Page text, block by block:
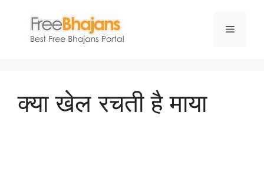
content
Menu
क्या खेल रचती है माया